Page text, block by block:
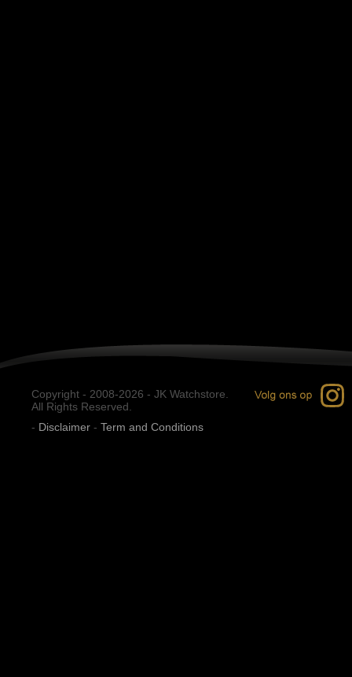
Copyright - 2008-2026 - JK Watchstore.
All Rights Reserved.
- Disclaimer - Term and Conditions